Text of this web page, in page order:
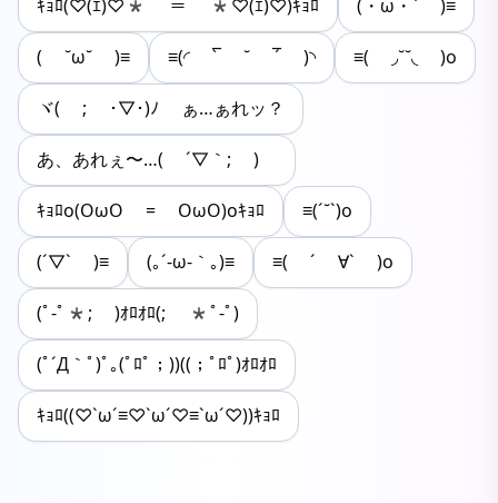
ｷｮﾛ(♡(ｴ)♡* ＝ *♡(ｴ)♡)ｷｮﾛ (・ω・` )≡
( ˘ω˘ )≡ ≡(◜ ‾̀ ˘ ‾́ )◝ ≡( ◞˘˘◟ )o
ヾ( ; ･▽･)ﾉ ぁ…ぁれッ？
あ、あれぇ〜…( ´▽｀; )ゞ
ｷｮﾛo(ΟωΟ = ΟωΟ)oｷｮﾛ ≡(´˘`)o
(´▽` )≡ (｡´-ω-｀｡)≡ ≡( ´ ∀` )o
(ﾟ-ﾟ*; )ｵﾛｵﾛ(; *ﾟ-ﾟ)
(ﾟ´Д｀ﾟ)ﾟ｡(ﾟﾛﾟ；))((；ﾟﾛﾟ)ｵﾛｵﾛ
ｷｮﾛ((♡`ω´≡♡`ω´♡≡`ω´♡))ｷｮﾛ